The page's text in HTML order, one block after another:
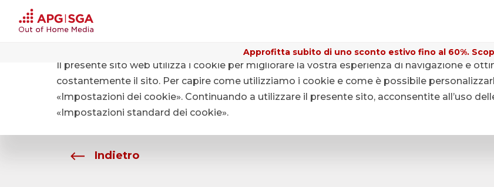
Approfitta subito di uno sconto estivo fino al 60%.
Chi siamo Media
Indietro
Il presente sito web utilizza i cookie per migliorare la vostra esperienza di navigazione e
costantemente il sito. Per capire come utilizziamo i cookie e come è possibile
«Impostazioni dei cookie». Continuando a utilizzare il presente sito, acconsentite all’uso
«Impostazioni standard dei cookie».